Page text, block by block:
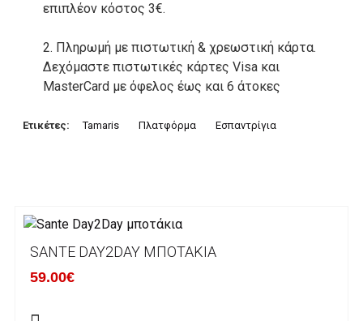
επιπλέον κόστος 3€.
2. Πληρωμή με πιστωτική & χρεωστική κάρτα.
Δεχόμαστε πιστωτικές κάρτες Visa και
MasterCard με όφελος έως και 6 άτοκες
μας κατάστημα πραγρατοποιούνται μέσα από
Λογαριασμό.
κάποιον απο τους ακόλουθους τραπεζικούς
λογαριασμούς:
Ετικέτες: Tamaris Πλατφόρμα Εσπαντρίγια
SANTE DAY2DAY ΜΠΟΤΆΚΙΑ
59.00€